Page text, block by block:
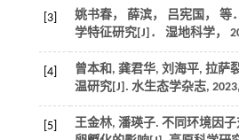
[3]
姚书春， 薛滨， 吕宪国， 等
学特征研究[J]． 湿地科学，
[4]
曾本和, 龚君华, 刘海平, 拉萨
温研究[J]. 水生态学杂志, 2023,
[5]
王金林, 潘瑛子. 不同环境因